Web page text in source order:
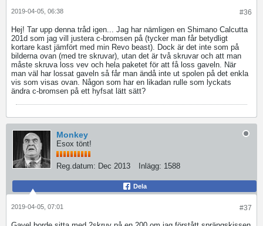
#36
2019-04-05, 06:38
Hej! Tar upp denna tråd igen... Jag har nämligen en Shimano Calcutta
201d som jag vill justera c-bromsen på (tycker man får betydligt
kortare kast jämfört med min Revo beast). Dock är det inte som på
bilderna ovan (med tre skruvar), utan det är två skruvar och att man
måste skruva loss vev och hela paketet för att få loss gaveln. När
man väl har lossat gaveln så får man ändå inte ut spolen på det enkla
vis som visas ovan. Någon som har en likadan rulle som lyckats
ändra c-bromsen på ett hyfsat lätt sätt?
Monkey
Esox tönt!
Reg.datum: Dec 2013 Inlägg: 1588
Dela
#37
2019-04-05, 07:01